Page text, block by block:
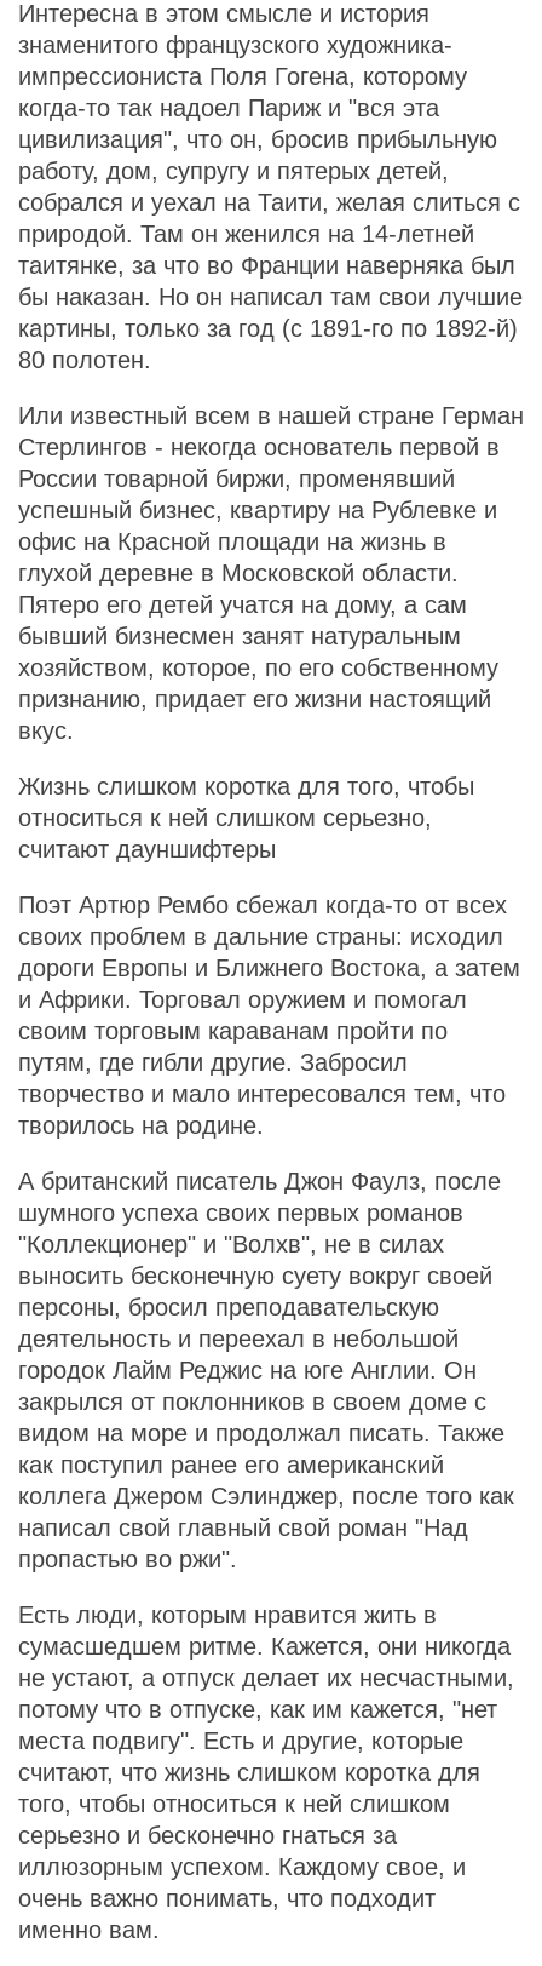
Интересна в этом смысле и история
знаменитого французского художника-
импрессиониста Поля Гогена, которому
когда-то так надоел Париж и "вся эта
цивилизация", что он, бросив прибыльную
работу, дом, супругу и пятерых детей,
собрался и уехал на Таити, желая слиться с
природой. Там он женился на 14-летней
таитянке, за что во Франции наверняка был
бы наказан. Но он написал там свои лучшие
картины, только за год (с 1891-го по 1892-й)
80 полотен.
Или известный всем в нашей стране Герман
Стерлингов - некогда основатель первой в
России товарной биржи, променявший
успешный бизнес, квартиру на Рублевке и
офис на Красной площади на жизнь в
глухой деревне в Московской области.
Пятеро его детей учатся на дому, а сам
бывший бизнесмен занят натуральным
хозяйством, которое, по его собственному
признанию, придает его жизни настоящий
вкус.
Жизнь слишком коротка для того, чтобы
относиться к ней слишком серьезно,
считают дауншифтеры
Поэт Артюр Рембо сбежал когда-то от всех
своих проблем в дальние страны: исходил
дороги Европы и Ближнего Востока, а затем
и Африки. Торговал оружием и помогал
своим торговым караванам пройти по
путям, где гибли другие. Забросил
творчество и мало интересовался тем, что
творилось на родине.
А британский писатель Джон Фаулз, после
шумного успеха своих первых романов
"Коллекционер" и "Волхв", не в силах
выносить бесконечную суету вокруг своей
персоны, бросил преподавательскую
деятельность и переехал в небольшой
городок Лайм Реджис на юге Англии. Он
закрылся от поклонников в своем доме с
видом на море и продолжал писать. Также
как поступил ранее его американский
коллега Джером Сэлинджер, после того как
написал свой главный свой роман "Над
пропастью во ржи".
Есть люди, которым нравится жить в
сумасшедшем ритме. Кажется, они никогда
не устают, а отпуск делает их несчастными,
потому что в отпуске, как им кажется, "нет
места подвигу". Есть и другие, которые
считают, что жизнь слишком коротка для
того, чтобы относиться к ней слишком
серьезно и бесконечно гнаться за
иллюзорным успехом. Каждому свое, и
очень важно понимать, что подходит
именно вам.